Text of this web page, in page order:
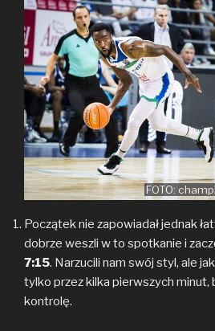
FOTO:
Początek nie zapowiadał jednak
dobrze weszli w to spotkanie i
7:15. Narzucili nam swój styl, ale
tylko przez kilka pierwszych minut,
kontrolę.